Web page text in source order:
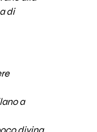
di
a